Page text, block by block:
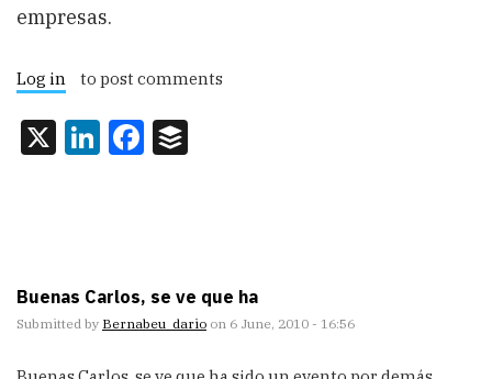
empresas.
Log in to post comments
X LinkedIn
Facebook
Buenas Carlos, se ve que ha
Submitted by Bernabeu_dario on 6 June, 2010 - 16:56